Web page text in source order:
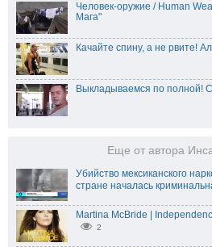
Человек-оружие / Human
Мага"
Качайте спину, а не рвите!
Выкладываемся по полной!
Еще от автора
Убийство мексиканского
стране началась
Martina McBride |
2